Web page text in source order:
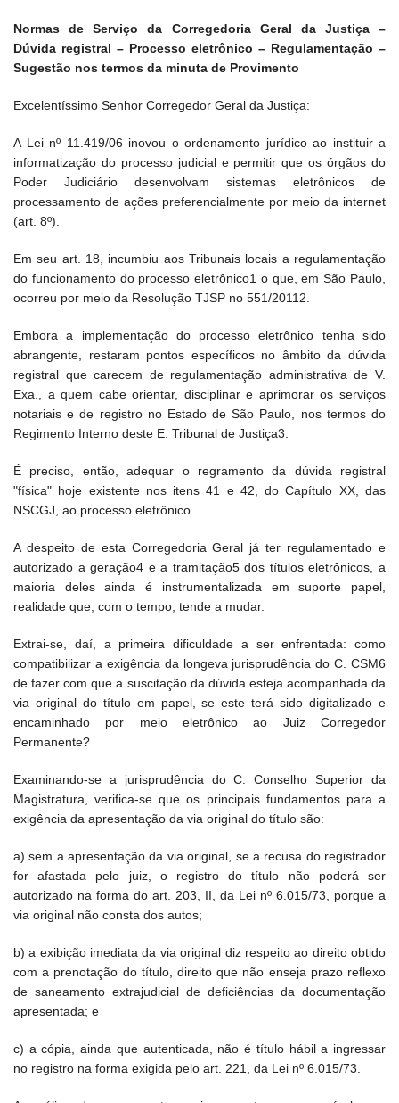
Normas de Serviço da Corregedoria Geral da Justiça –
Dúvida registral – Processo eletrônico – Regulamentação –
Sugestão nos termos da minuta de Provimento
Excelentíssimo Senhor Corregedor Geral da Justiça:
A Lei nº 11.419/06 inovou o ordenamento jurídico ao instituir a
informatização do processo judicial e permitir que os órgãos do
Poder Judiciário desenvolvam sistemas eletrônicos de
processamento de ações preferencialmente por meio da internet
(art. 8º).
Em seu art. 18, incumbiu aos Tribunais locais a regulamentação
do funcionamento do processo eletrônico1 o que, em São Paulo,
ocorreu por meio da Resolução TJSP no 551/20112.
Embora a implementação do processo eletrônico tenha sido
abrangente, restaram pontos específicos no âmbito da dúvida
registral que carecem de regulamentação administrativa de V.
Exa., a quem cabe orientar, disciplinar e aprimorar os serviços
notariais e de registro no Estado de São Paulo, nos termos do
Regimento Interno deste E. Tribunal de Justiça3.
É preciso, então, adequar o regramento da dúvida registral
"física" hoje existente nos itens 41 e 42, do Capítulo XX, das
NSCGJ, ao processo eletrônico.
A despeito de esta Corregedoria Geral já ter regulamentado e
autorizado a geração4 e a tramitação5 dos títulos eletrônicos, a
maioria deles ainda é instrumentalizada em suporte papel,
realidade que, com o tempo, tende a mudar.
Extrai-se, daí, a primeira dificuldade a ser enfrentada: como
compatibilizar a exigência da longeva jurisprudência do C. CSM6
de fazer com que a suscitação da dúvida esteja acompanhada da
via original do título em papel, se este terá sido digitalizado e
encaminhado por meio eletrônico ao Juiz Corregedor
Permanente?
Examinando-se a jurisprudência do C. Conselho Superior da
Magistratura, verifica-se que os principais fundamentos para a
exigência da apresentação da via original do título são:
a) sem a apresentação da via original, se a recusa do registrador
for afastada pelo juiz, o registro do título não poderá ser
autorizado na forma do art. 203, II, da Lei nº 6.015/73, porque a
via original não consta dos autos;
b) a exibição imediata da via original diz respeito ao direito obtido
com a prenotação do título, direito que não enseja prazo reflexo
de saneamento extrajudicial de deficiências da documentação
apresentada; e
c) a cópia, ainda que autenticada, não é título hábil a ingressar
no registro na forma exigida pelo art. 221, da Lei nº 6.015/73.